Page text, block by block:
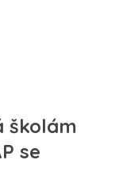
školám
se